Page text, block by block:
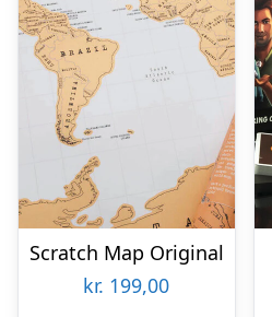
Scratch Map Original
kr. 199,00